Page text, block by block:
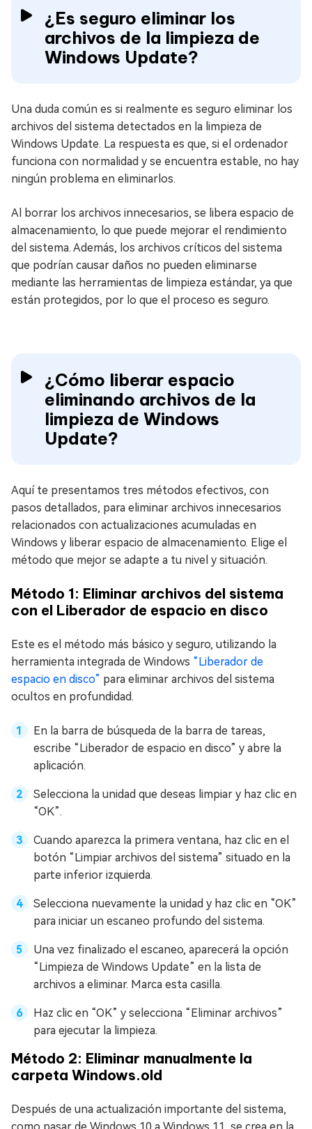
¿Es seguro eliminar los
archivos de la limpieza de
Windows Update?
Una duda común es si realmente es seguro eliminar los
archivos del sistema detectados en la limpieza de
Windows Update. La respuesta es que, si el ordenador
funciona con normalidad y se encuentra estable, no hay
ningún problema en eliminarlos.
Al borrar los archivos innecesarios, se libera espacio de
almacenamiento, lo que puede mejorar el rendimiento
del sistema. Además, los archivos críticos del sistema
que podrían causar daños no pueden eliminarse
mediante las herramientas de limpieza estándar, ya que
están protegidos, por lo que el proceso es seguro.
¿Cómo liberar espacio
eliminando archivos de la
limpieza de Windows
Update?
Aquí te presentamos tres métodos efectivos, con
pasos detallados, para eliminar archivos innecesarios
relacionados con actualizaciones acumuladas en
Windows y liberar espacio de almacenamiento. Elige el
método que mejor se adapte a tu nivel y situación.
Método 1: Eliminar archivos del sistema
con el Liberador de espacio en disco
Este es el método más básico y seguro, utilizando la
herramienta integrada de Windows “Liberador de
espacio en disco” para eliminar archivos del sistema
ocultos en profundidad.
En la barra de búsqueda de la barra de tareas,
escribe “Liberador de espacio en disco” y abre la
aplicación.
Selecciona la unidad que deseas limpiar y haz clic en
“OK”.
Cuando aparezca la primera ventana, haz clic en el
botón “Limpiar archivos del sistema” situado en la
parte inferior izquierda.
Selecciona nuevamente la unidad y haz clic en “OK”
para iniciar un escaneo profundo del sistema.
Una vez finalizado el escaneo, aparecerá la opción
“Limpieza de Windows Update” en la lista de
archivos a eliminar. Marca esta casilla.
Haz clic en “OK” y selecciona “Eliminar archivos”
para ejecutar la limpieza.
Método 2: Eliminar manualmente la
carpeta Windows.old
Después de una actualización importante del sistema,